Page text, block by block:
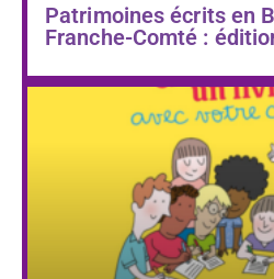
Patrimoines écrits en
Franche-Comté :